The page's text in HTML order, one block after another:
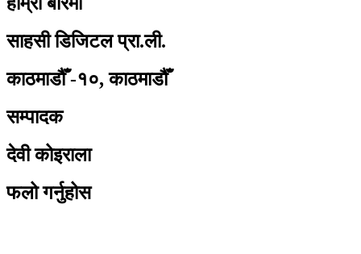
साहसी डिजिटल प्रा.ली.
काठमाडौँ -१०, काठमाडौँ
सम्पादक
देवी कोइराला
फलो गर्नुहोस